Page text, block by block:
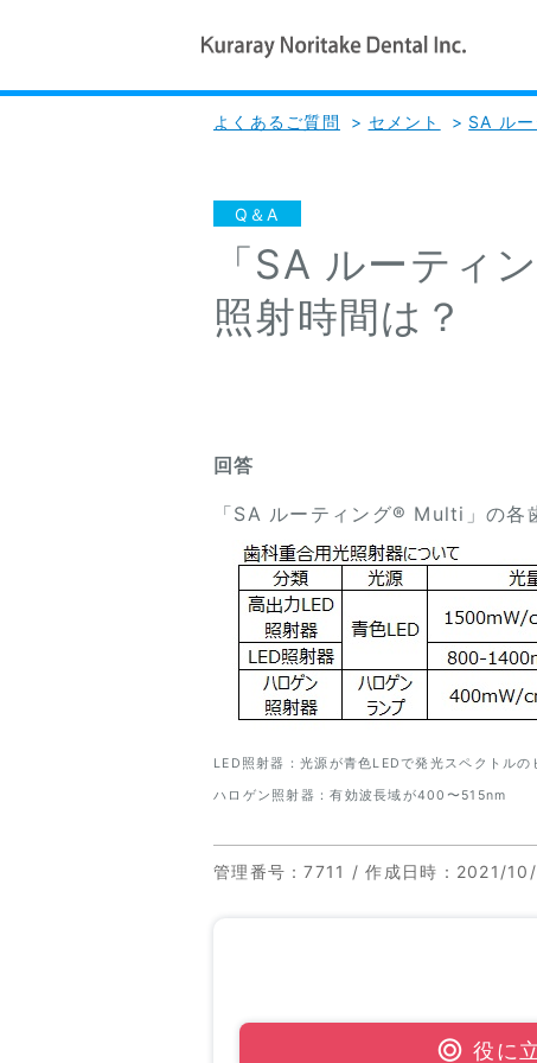
よくあるご質問 > セメント > SA ル
Q＆A
「SA ルーティ
照射時間は？
回答
「SA ルーティング® Multi」の各
LED照射器：光源が青色LEDで発光スペクトル
ハロゲン照射器：有効波長域が400〜515nm
管理番号 ：7711 /作成日時 ：2021/
役に